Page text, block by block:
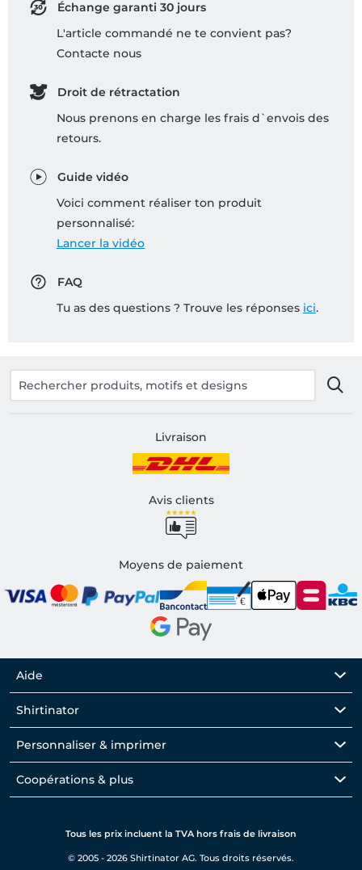
Échange garanti 30 jours
L'article commandé ne te convient pas?
Contacte nous
Droit de rétractation
Nous prenons en charge les frais d`envois des
retours.
Guide vidéo
Voici comment réaliser ton produit
personnalisé:
Lancer la vidéo
FAQ
Tu as des questions ? Trouve les réponses ici.
Livraison
Avis clients
Moyens de paiement
Aide
Shirtinator
Personnaliser & imprimer
Coopérations & plus
Tous les prix incluent la TVA hors frais de livraison
© 2005 - 2026 Shirtinator AG. Tous droits réservés.